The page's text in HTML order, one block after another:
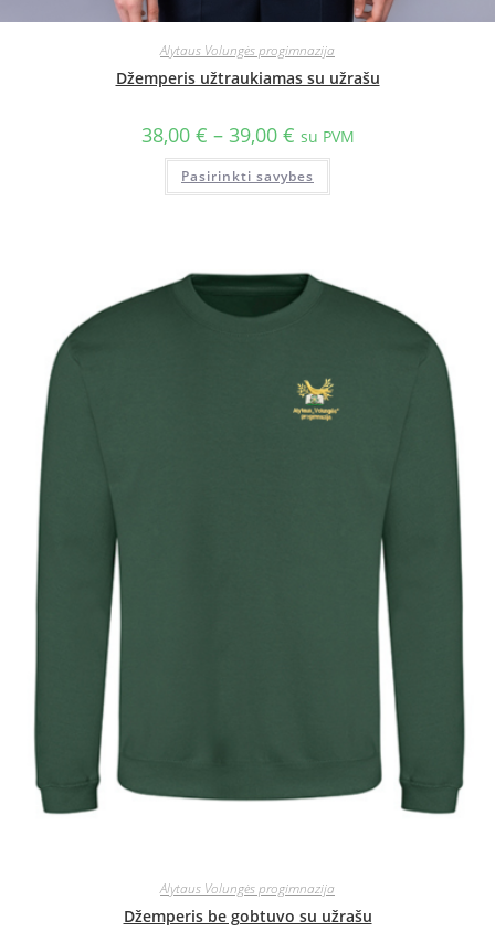
Alytaus Volungės progimnazija
Džemperis užtraukiamas su užrašu
38,00 € – 39,00 € su PVM
Pasirinkti savybes
Alytaus Volungės progimnazija
Džemperis be gobtuvo su užrašu